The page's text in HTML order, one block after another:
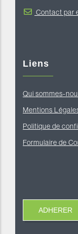
Contact par
Liens
Qui sommes-
Mentions
Politique de
Formulaire de